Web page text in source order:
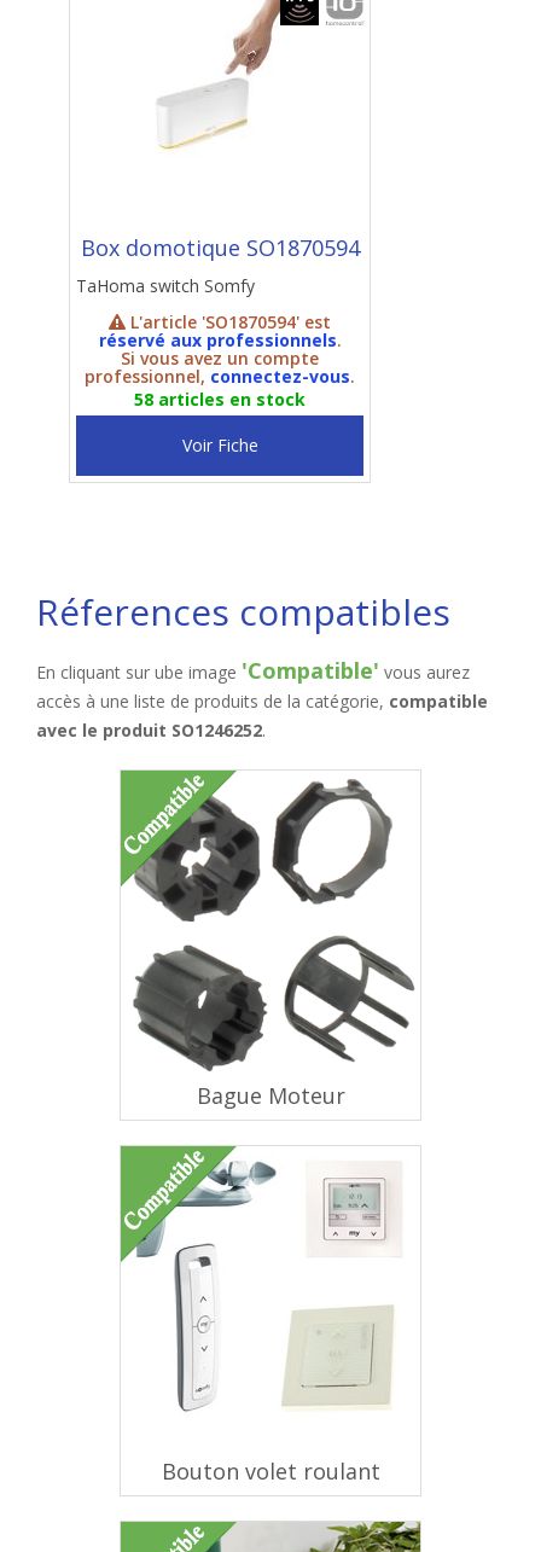
Box domotique SO1870594
TaHoma switch Somfy
L'article 'SO1870594' est
réservé aux professionnels.
Si vous avez un compte
professionnel, connectez-vous.
58 articles en stock
Voir Fiche
Réferences compatibles
En cliquant sur ube image 'Compatible' vous aurez
accès à une liste de produits de la catégorie, compatible
avec le produit SO1246252.
Bague Moteur
Bouton volet roulant